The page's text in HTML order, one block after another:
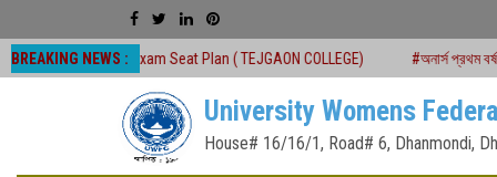
BREAKING NEWS :
Seat Plan ( TEJGAON COLLEGE) #অনার্স প্রথম বর্ষ (২০২৫-২৬) শিক্ষাবর্ষে ২য়
University Womens
House# 16/16/1, Road# 6, Dhanmondi,